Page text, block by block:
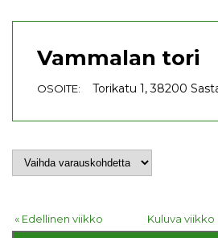
Vammalan tori
OSOITE: Torikatu 1, 38200
« Edellinen viikko
Kuluva viikko